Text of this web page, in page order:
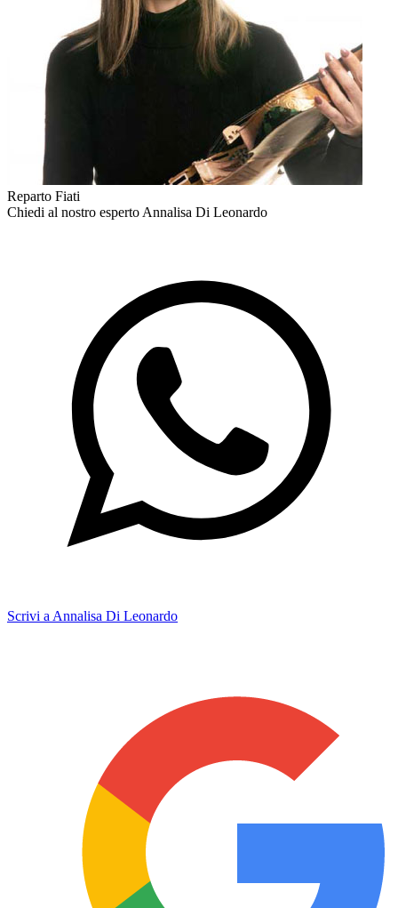
Reparto Fiati
Chiedi al nostro espertoAnnalisa Di Leonardo
Scrivi a Annalisa Di Leonardo